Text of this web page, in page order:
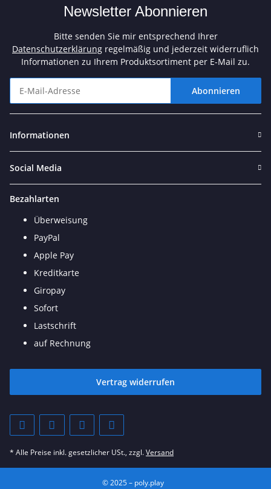
Newsletter Abonnieren
Bitte senden Sie mir entsprechend Ihrer
Datenschutzerklärung regelmäßig und jederzeit widerruflich
Informationen zu Ihrem Produktsortiment per E-Mail zu.
Abonnieren
Informationen
Social Media
Bezahlarten
Überweisung
PayPal
Apple Pay
Kreditkarte
Giropay
Sofort
Lastschrift
auf Rechnung
Vertrag widerrufen
* Alle Preise inkl. gesetzlicher USt., zzgl.Versand
© 2025 – poly.play